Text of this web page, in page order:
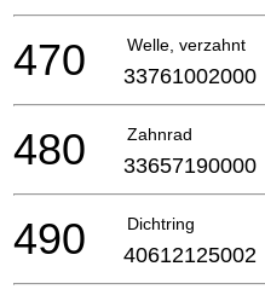
Welle, verzahnt
470 33761002000
Zahnrad
480 33657190000
Dichtring
490 40612125002